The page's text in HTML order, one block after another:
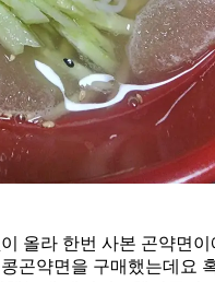
올라 한번 사본 곤약면이
곤약면을 구매했는데요